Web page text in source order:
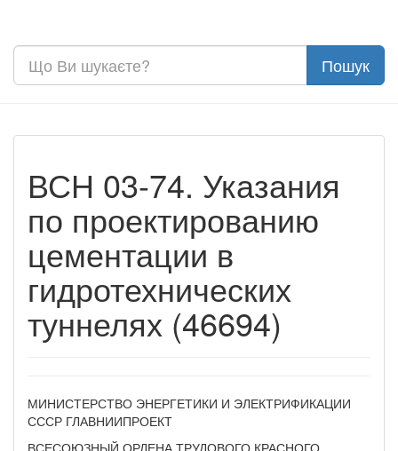
ВСН 03-74. Указания
по проектированию
цементации в
гидротехнических
туннелях (46694)
МИНИСТЕРСТВО ЭНЕРГЕТИКИ И ЭЛЕКТРИФИКАЦИИ
СССР ГЛАВНИИПРОЕКТ
ВСЕСОЮЗНЫЙ ОРДЕНА ТРУДОВОГО КРАСНОГО